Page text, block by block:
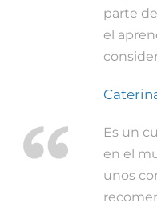
parte
el
Es un
en el
unos